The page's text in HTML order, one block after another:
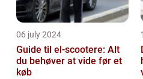
06 july 2024
Guide til el-scootere: Alt
du behøver at vide før et
køb